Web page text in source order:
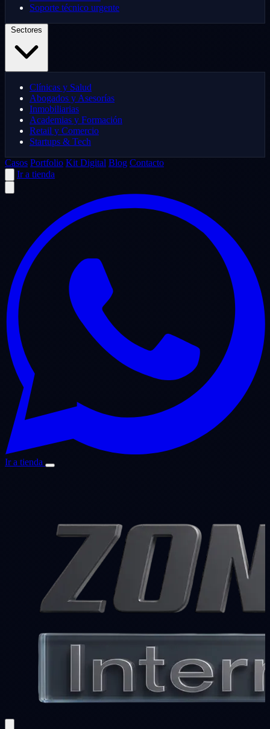
Soporte técnico urgente
Clínicas y Salud
Abogados y Asesorías
Inmobiliarias
Academias y Formación
Retail y Comercio
Startups & Tech
Casos Portfolio Kit Digital Blog Contacto
Ir a tienda
Ir a tienda